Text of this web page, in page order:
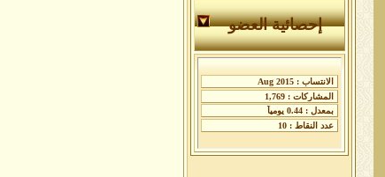
إحصائية العضو